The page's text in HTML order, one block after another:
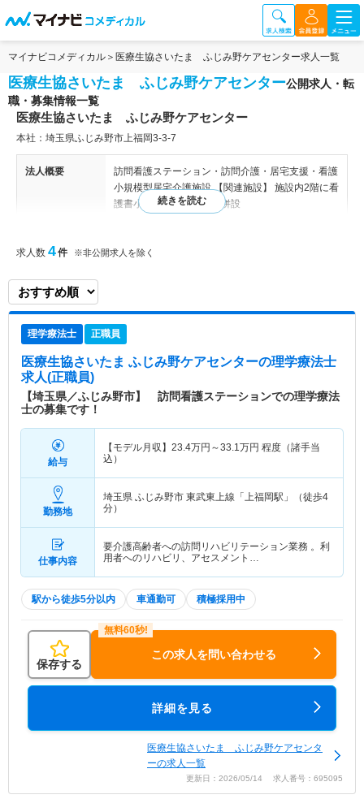
マイナビコメディカル 医療生協さいたま ふじみ野ケアセンター求人一覧
医療生協さいたま ふじみ野ケアセンター公開求人・転
職・募集情報一覧
医療生協さいたま ふじみ野ケアセンター
本社：埼玉県ふじみ野市上福岡3-3-7
法人概要
訪問看護ステーション・訪問介護・居宅支援・看護
小規模型居宅介護施設 【関連施設】 施設内2階に看
護書小規模多機能型施設併設
療・介護サービスを提供します。 私たちは、利用
求人数 4件 ※非公開求人を除く
理学療法士 正職員
医療生協さいたま ふじみ野ケアセンターの理学療法士
求人(正職員)
【埼玉県／ふじみ野市】 訪問看護ステーションでの理学療法
士の募集です！
給与
【モデル月収】 23.4万円～33.1 万円 程度（諸手当
込）
勤務地
埼玉県 ふじみ野市 東武東上線「上福岡駅」（徒歩4
分）
仕事内容
要介護高齢者への訪問リハビリテーション業務 。利
用者へのリハビリ、アセスメント…
駅から徒歩5分以内 車通勤可 積極採用中
保存する
この求人を問い合わせる
詳細を見る
医療生協さいたま ふじみ野ケアセンタ
ーの求人一覧
更新日：2026/05/14 求人番号：695095